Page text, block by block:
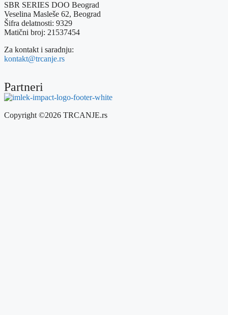
SBR SERIES DOO Beograd
Veselina Masleše 62, Beograd
Šifra delatnosti: 9329
Matični broj: 21537454
Za kontakt i saradnju:
kontakt@trcanje.rs
Partneri
Copyright ©2026 TRCANJE.rs